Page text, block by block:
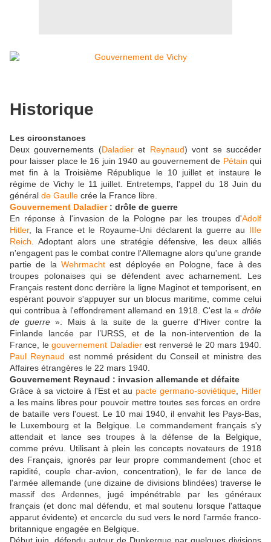
Historique
Les circonstances
Deux gouvernements (Daladieret Reynaud) vont se succéder
pour laisser place le 16 juin 1940 au gouvernement de Pétain qui
met fin à la Troisième République le 10 juillet et instaure le
régime de Vichy le 11 juillet. Entretemps, l'appel du 18 Juin du
général de Gaulle crée la France libre.
Gouvernement Daladier: drôle de guerre
En réponse à l'invasion de la Pologne par les troupes d'Adolf
Hitler, la France et le Royaume-Uni déclarent la guerre au IIIe
Reich . Adoptant alors une stratégie défensive, les deux alliés
n'engagent pas le combat contre l'Allemagne alors qu'une grande
partie de la Wehrmachtest déployée en Pologne, face à des
troupes polonaises qui se défendent avec acharnement. Les
Français restent donc derrière la ligne Maginot et temporisent, en
espérant pouvoir s'appuyer sur un blocus maritime, comme celui
qui contribua à l'effondrement allemand en 1918. C'est la « drôle
de guerre». Mais à la suite de la guerre d'Hiver contre la
Finlande lancée par l’URSS, et de la non-intervention de la
France, legouvernement Daladierest renversé le 20 mars 1940.
Paul Reynaud est nommé président du Conseil et ministre des
Affaires étrangères le 22 mars 1940.
Gouvernement Reynaud : invasion allemande et défaite
Grâce à sa victoire à l'Est et au pacte germano-soviétique
Hitler
a les mains libres pour pouvoir mettre toutes ses forces en ordre
de bataille vers l'ouest. Le 10 mai 1940, il envahit les Pays-Bas,
le Luxembourg et la Belgique. Le commandement français s'y
attendait et lance ses troupes à la défense de la Belgique,
comme prévu. Utilisant à plein les concepts novateurs de 1918
des Français, ignorés par leur propre commandement (choc et
rapidité, couple char-avion, concentration), le fer de lance de
l'armée allemande (une dizaine de divisions blindées) traverse le
massif des Ardennes, jugé impénétrable par les généraux
français (et donc mal défendu, et mal soutenu lorsque l'attaque
apparut évidente) et encercle du sud vers le nord l'armée franco-
britannique engagée en Belgique.
Début juin, défendu autour de Dunkerque par quelques divisions